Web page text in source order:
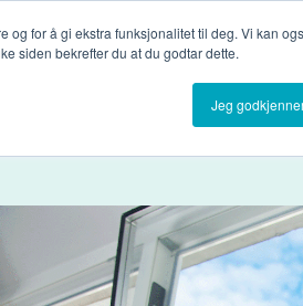
og for å gi ekstra funksjonalitet til deg. Vi kan
siden bekrefter du at du godtar dette.
Jeg
Profesjonelle